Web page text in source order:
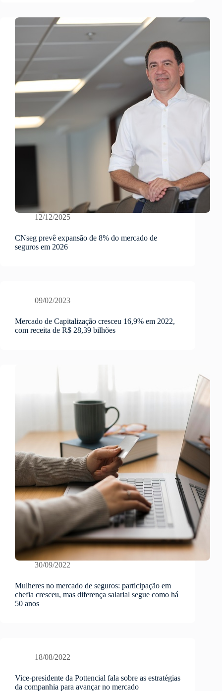
12/12/2025
CNseg prevê expansão de 8% do mercado de
seguros em 2026
09/02/2023
Mercado de Capitalização cresceu 16,9% em 2022,
com receita de R$ 28,39 bilhões
30/09/2022
Mulheres no mercado de seguros: participação em
chefia cresceu, mas diferença salarial segue como há
50 anos
18/08/2022
Vice-presidente da Pottencial fala sobre as estratégias
da companhia para avançar no mercado